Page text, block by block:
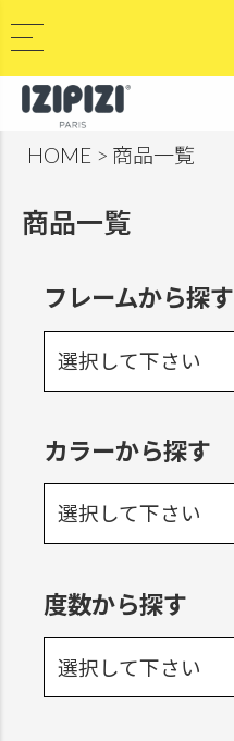
HOME 商品一覧
商品一覧
フレームから探す
選択して下さい
カラーから探す
選択して下さい
度数から探す
選択して下さい